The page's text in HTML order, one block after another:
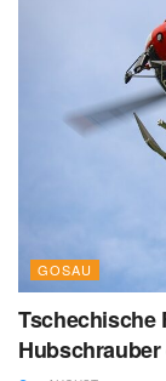
GOSAU
Tschechische